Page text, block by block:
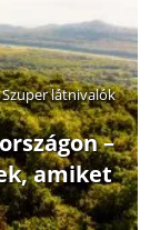
Szuper látnivalók
–
amiket